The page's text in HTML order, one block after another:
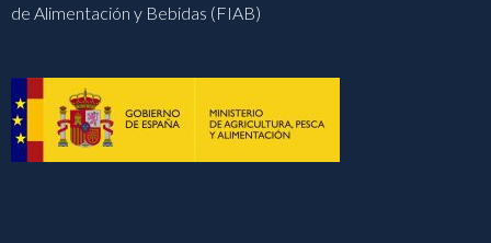
de Alimentación y Bebidas (FIAB)